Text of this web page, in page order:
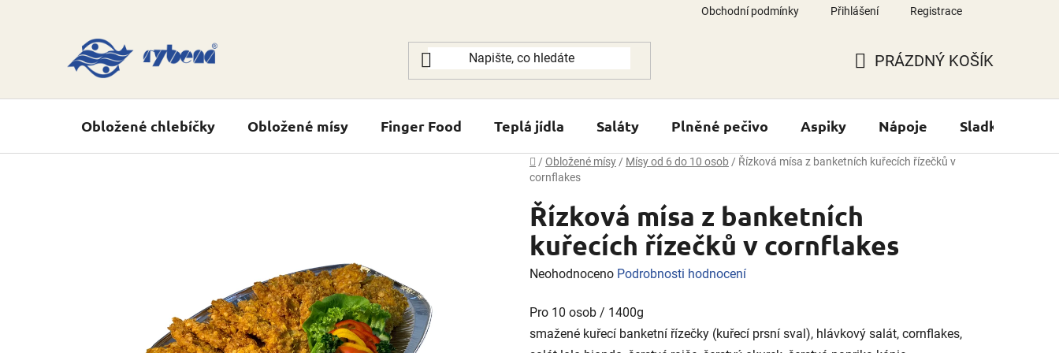
Obchodní podmínky Přihlášení Registrace
KOŠÍK
PRÁZDNÝ KOŠÍK
Obložené chlebíčky Obložené mísy Finger Food Teplá jídla Saláty Plněné pečivo Aspiky Nápoje Sladké
Domů
/ Obložené mísy / Mísy od 6 do 10 osob / Řízková mísa z banketních kuřecích řízečků v
cornflakes
Řízková mísa z banketních
kuřecích řízečků v cornflakes
Průměrné
produktu
je
Neohodnoceno Podrobnosti hodnocení
Pro 10 osob / 1400g
smažené kuřecí banketní řízečky (kuřecí prsní sval), hlávkový salát, cornflakes,